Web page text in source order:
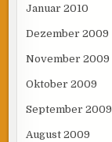
Januar 2010
Dezember 2009
November 2009
Oktober 2009
September 2009
August 2009